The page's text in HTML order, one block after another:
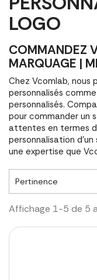
LOGO
COMMANDEZ
MARQUAGE |
Chez Vcomlab, nous
personnalisés
personnalisés.
pour commander un
attentes en termes
personnalisation
une expertise que
Pertinence
Affichage 1-5 de 5